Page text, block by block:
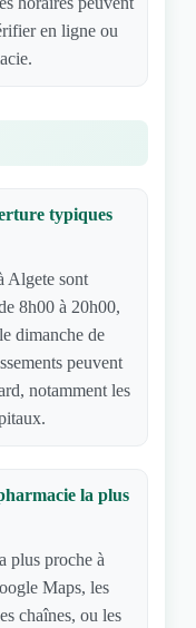
en ligne ou
typiques
Algete sont
8h00 à 20h00,
dimanche de
peuvent
notamment les
la plus
plus proche à
Maps, les
chaînes, ou les